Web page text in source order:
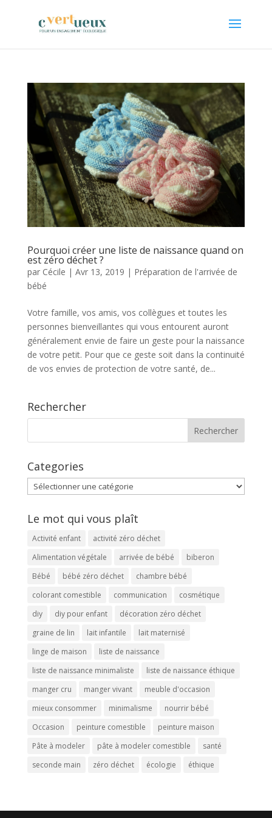
Pourquoi créer une liste de naissance quand on
est zéro déchet ?
par Cécile | Avr 13, 2019 | Préparation de l'arrivée de
bébé
Votre famille, vos amis, vos collègues et toutes les
personnes bienveillantes qui vous entourent auront
généralement envie de faire un geste pour la naissance
de votre petit. Pour que ce geste soit dans la continuité
de vos envies de protection de votre santé, de...
Rechercher
Categories
Categories
Le mot qui vous plaît
Activité enfant
activité zéro déchet
Alimentation végétale
arrivée de bébé
biberon
Bébé
bébé zéro déchet
chambre bébé
colorant comestible
communication
cosmétique
diy
diy pour enfant
décoration zéro déchet
graine de lin
lait infantile
lait maternisé
linge de maison
liste de naissance
liste de naissance minimaliste
liste de naissance éthique
manger cru
manger vivant
meuble d'occasion
mieux consommer
minimalisme
nourrir bébé
Occasion
peinture comestible
peinture maison
Pâte à modeler
pâte à modeler comestible
santé
seconde main
zéro déchet écologie éthique